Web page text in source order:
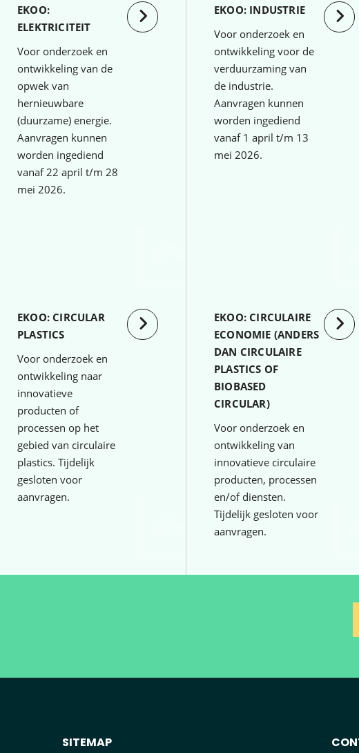
EKOO:
ELEKTRICITEIT
Voor onderzoek en
ontwikkeling van de
opwek van
hernieuwbare
(duurzame) energie.
Aanvragen kunnen
worden ingediend
vanaf 22 april t/m 28
mei 2026.
EKOO: INDUSTRIE
Voor onderzoek en
ontwikkeling voor de
verduurzaming van
de industrie.
Aanvragen kunnen
worden ingediend
vanaf 1 april t/m 13
mei 2026.
EKOO: CIRCULAR
PLASTICS
Voor onderzoek en
ontwikkeling naar
innovatieve
producten of
processen op het
gebied van circulaire
plastics. Tijdelijk
gesloten voor
aanvragen.
EKOO: CIRCULAIRE
ECONOMIE (ANDERS
DAN CIRCULAIRE
PLASTICS OF
BIOBASED
CIRCULAR)
Voor onderzoek en
ontwikkeling van
innovatieve circulaire
producten, processen
en/of diensten.
Tijdelijk gesloten voor
aanvragen.
SITEMAP